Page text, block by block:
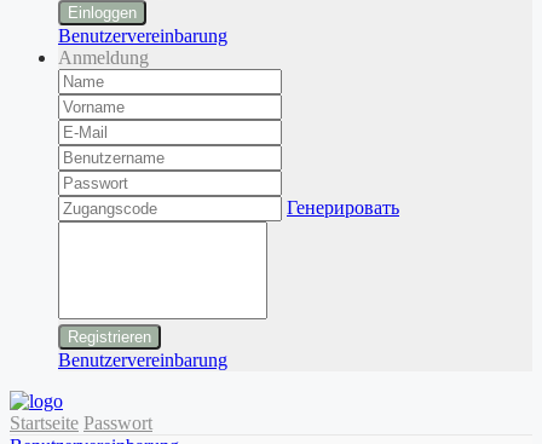
Einloggen
Benutzervereinbarung
Anmeldung
Генерировать
Benutzervereinbarung
Startseite Passwort